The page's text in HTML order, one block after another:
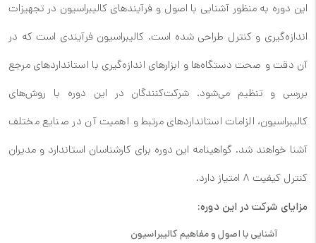
این دوره به منظور آشنایی با اصول و فرآیندهای کالیبراسیون در تجهیزات
اندازه‌گیری و کنترل طراحی شده است. کالیبراسیون فرآیندی است که در
آن دقت و صحت دستگاه‌ها و ابزارهای اندازه‌گیری با استانداردهای مرجع
بررسی و تنظیم می‌شود. شرکت‌کنندگان در این دوره با روش‌های
کالیبراسیون، الزامات استانداردهای مرتبط و اهمیت آن در صنایع مختلف
آشنا خواهند شد. گواهینامه این دوره برای کارشناسان استاندارد و مدیران
کنترل کیفیت ۸ امتیاز دارد.
مزایای شرکت در این دوره:
آشنایی با اصول و مفاهیم کالیبراسیون